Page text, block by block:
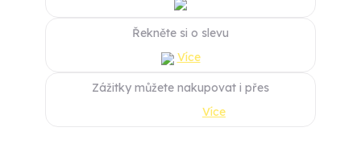
Řekněte si o slevu
Více
Zážitky můžete nakupovat i přes
Více